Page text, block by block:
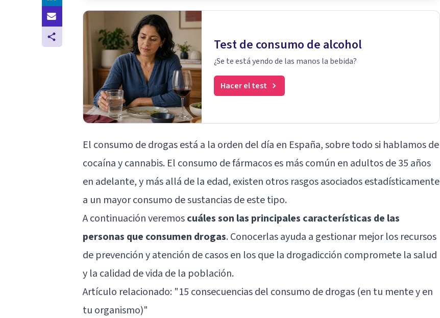
Test de consumo de alcohol
¿Se te está yendo de las manos la bebida?
Hacer el test
El consumo de drogas está a la orden del día en España, sobre todo si hablamos de
cocaína y cannabis. El consumo de fármacos es más común en adultos de 35 años
en adelante, y más allá de la edad, existen otros rasgos asociados estadísticamente
a un mayor consumo de sustancias de este tipo.
A continuación veremoscuáles son las principales características de las
personas que consumen drogas. Conocerlas ayuda a gestionar mejor los recursos
de prevención y atención de casos en los que la drogadicción compromete la salud
y la calidad de vida de la población.
Artículo relacionado: "15 consecuencias del consumo de drogas (en tu mente y en
tu organismo)"